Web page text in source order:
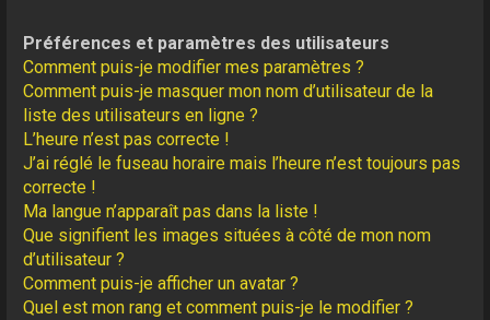
Préférences et paramètres des utilisateurs
Comment puis-je modifier mes paramètres ?
Comment puis-je masquer mon nom d’utilisateur de la
liste des utilisateurs en ligne ?
L’heure n’est pas correcte !
J’ai réglé le fuseau horaire mais l’heure n’est toujours pas
correcte !
Ma langue n’apparaît pas dans la liste !
Que signifient les images situées à côté de mon nom
d’utilisateur ?
Comment puis-je afficher un avatar ?
Quel est mon rang et comment puis-je le modifier ?